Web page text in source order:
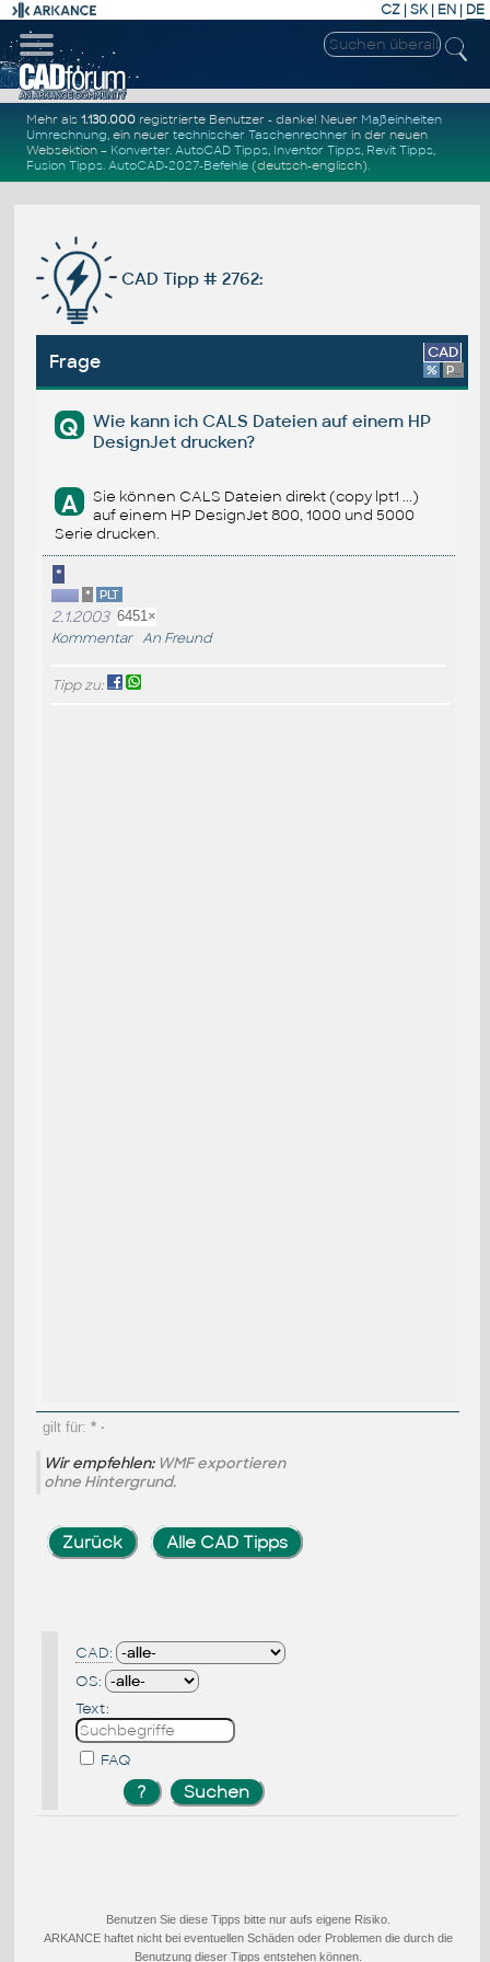
CZ | SK| EN | DE
Mehr als1.130.000 registrierte Benutzer - danke! Neuer Maßeinheiten
Umrechnung, ein neuertechnischer Taschenrechner in der neuen
Websektion – Konverter.AutoCAD Tipps, Inventor Tipps, Revit Tipps,
Fusion Tipps.AutoCAD-2027-Befehle (deutsch-englisch).
CAD Tipp # 2762:
Frage CAD
% Platform
Q
Wie kann ich CALS Dateien auf einem HP
DesignJet drucken?
A
Sie können CALS Dateien direkt (copy lpt1 ...)
auf einem HP DesignJet 800, 1000 und 5000
Serie drucken.
*
* PLT
2.1.2003 6451×
Kommentar An Freund
Tipp zu:
gilt für: *·
Wir empfehlen: WMF exportieren
ohne Hintergrund.
Zurück Alle CAD Tipps
CAD:
OS:
Text:
FAQ
Benutzen Sie diese Tipps bitte nur aufs eigene Risiko.
ARKANCE haftet nicht bei eventuellen Schäden oder Problemen die durch die
Benutzung dieser Tipps entstehen können.